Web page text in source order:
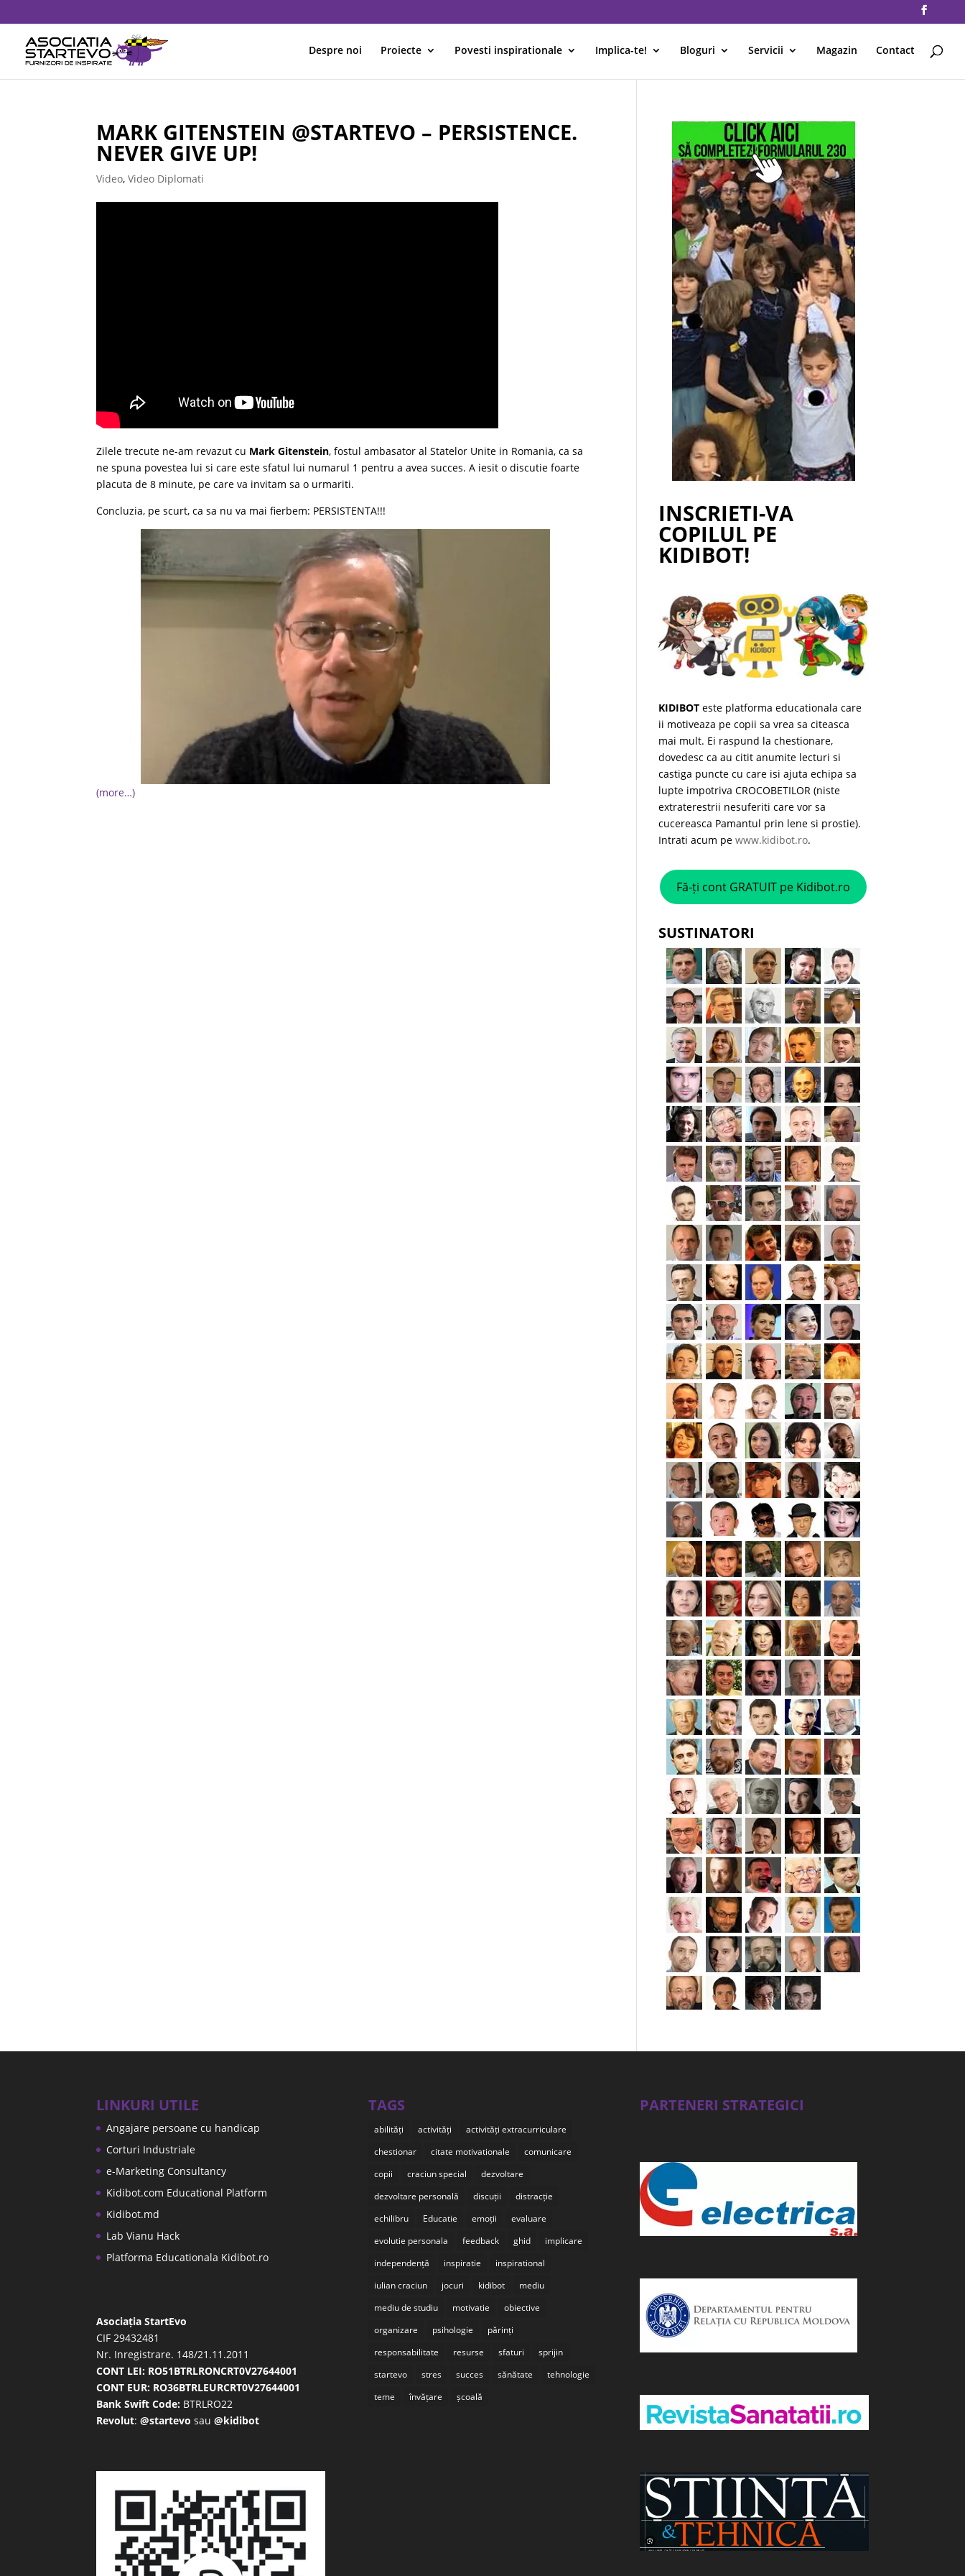
Despre noi Proiecte Povesti inspirationale Implica-te! Bloguri Servicii Magazin Contact
MARK GITENSTEIN @STARTEVO – PERSISTENCE.
NEVER GIVE UP!
Video,Video Diplomati
Zilele trecute ne-am revazut cu Mark Gitenstein, fostul ambasator al Statelor Unite in Romania, ca sa
ne spuna povestea lui si care este sfatul lui numarul 1 pentru a avea succes. A iesit o discutie foarte
placuta de 8 minute, pe care va invitam sa o urmariti.
Concluzia, pe scurt, ca sa nu va mai fierbem: PERSISTENTA!!!
(more…)
INSCRIETI-VA
COPILUL PE
KIDIBOT!
KIDIBOT este platforma educationala care
ii motiveaza pe copii sa vrea sa citeasca
mai mult. Ei raspund la chestionare,
dovedesc ca au citit anumite lecturi si
castiga puncte cu care isi ajuta echipa sa
lupte impotriva CROCOBETILOR (niste
extraterestrii nesuferiti care vor sa
cucereasca Pamantul prin lene si prostie).
Intrati acum pewww.kidibot.ro.
Fă-ți cont GRATUIT pe Kidibot.ro
SUSTINATORI
LINKURI UTILE
Angajare persoane cu handicap
Corturi Industriale
e-Marketing Consultancy
Kidibot.com Educational Platform
Kidibot.md
Lab Vianu Hack
Platforma Educationala Kidibot.ro
Asociația StartEvo
CIF 29432481
Nr. Inregistrare. 148/21.11.2011
CONT LEI: RO51BTRLRONCRT0V27644001
CONT EUR: RO36BTRLEURCRT0V27644001
Bank Swift Code: BTRLRO22
Revolut:@startevo sau@kidibot
TAGS
abilități activități
activități extracurriculare
chestionar
citate motivationale
comunicare
copii
craciun special
dezvoltare
dezvoltare personală
discuții
distracție
echilibru
Educatie emoții
evaluare
evolutie personala
feedback ghid
implicare
independență
inspiratie
inspirational
iulian craciun
jocuri kidibot
mediu
mediu de studiu
motivatie
obiective
organizare
psihologie
părinți
responsabilitate
resurse sfaturi
sprijin
startevo
stres succes sănătate
tehnologie
teme
învățare școală
PARTENERI STRATEGICI